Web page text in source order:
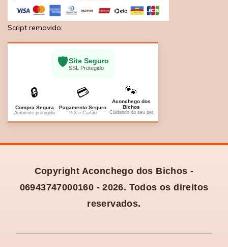
Script removido:
🛡️Site Seguro
SSL Protegido
🔒
Compra Segura
Ambiente protegido
💳
Pagamento Seguro
PIX e Cartão
🐾
Aconchego dos
Bichos
Cuidando do seu pet
Copyright Aconchego dos Bichos -
06943747000160 - 2026. Todos os direitos
reservados.